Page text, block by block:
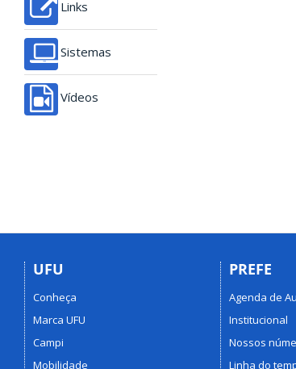
Links
Sistemas
Vídeos
UFU
Conheça
Marca UFU
Campi
Mobilidade
PREFE
Agenda de
Institucional
Nossos
Linha do